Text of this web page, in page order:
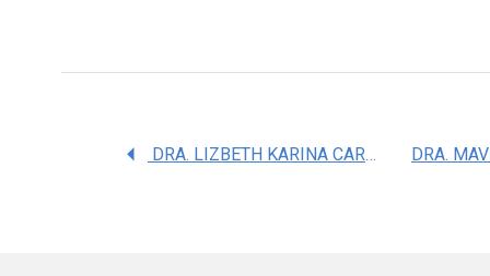
DRA. LIZBETH KARINA CARDENAS MORALES